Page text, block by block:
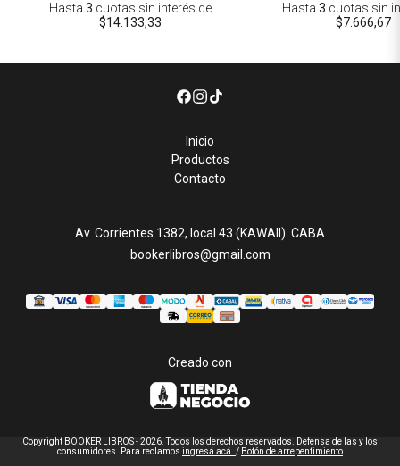
Hasta 3 cuotas sin interés de
$14.133,33
Hasta 3 cuotas sin
$7.666,67
Inicio
Productos
Contacto
Av. Corrientes 1382, local 43 (KAWAII). CABA
bookerlibros@gmail.com
Creado con
Copyright BOOKER LIBROS - 2026. Todos los derechos reservados. Defensa de las y los
consumidores. Para reclamos ingresá acá. / Botón de arrepentimiento